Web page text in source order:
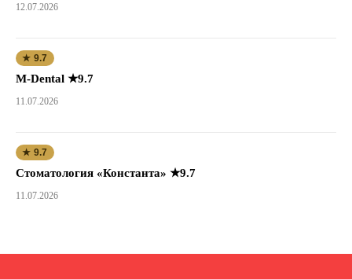
12.07.2026
★ 9.7
M-Dental ★9.7
11.07.2026
★ 9.7
Стоматология «Константа» ★9.7
11.07.2026